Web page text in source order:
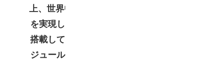
上、世界中の3500以上の最適化と効率化
を実現してきました。豊富な機能を標準
搭載しておりますので、どんな部品やモ
ジュールの生産計画にもご利用いただけ